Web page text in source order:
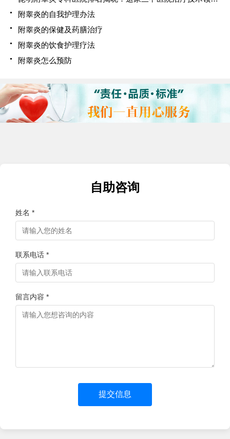
附睾炎的自我护理办法
附睾炎的保健及药膳治疗
附睾炎的饮食护理疗法
附睾炎怎么预防
自助咨询
姓名 *
联系电话 *
留言内容 *
提交信息